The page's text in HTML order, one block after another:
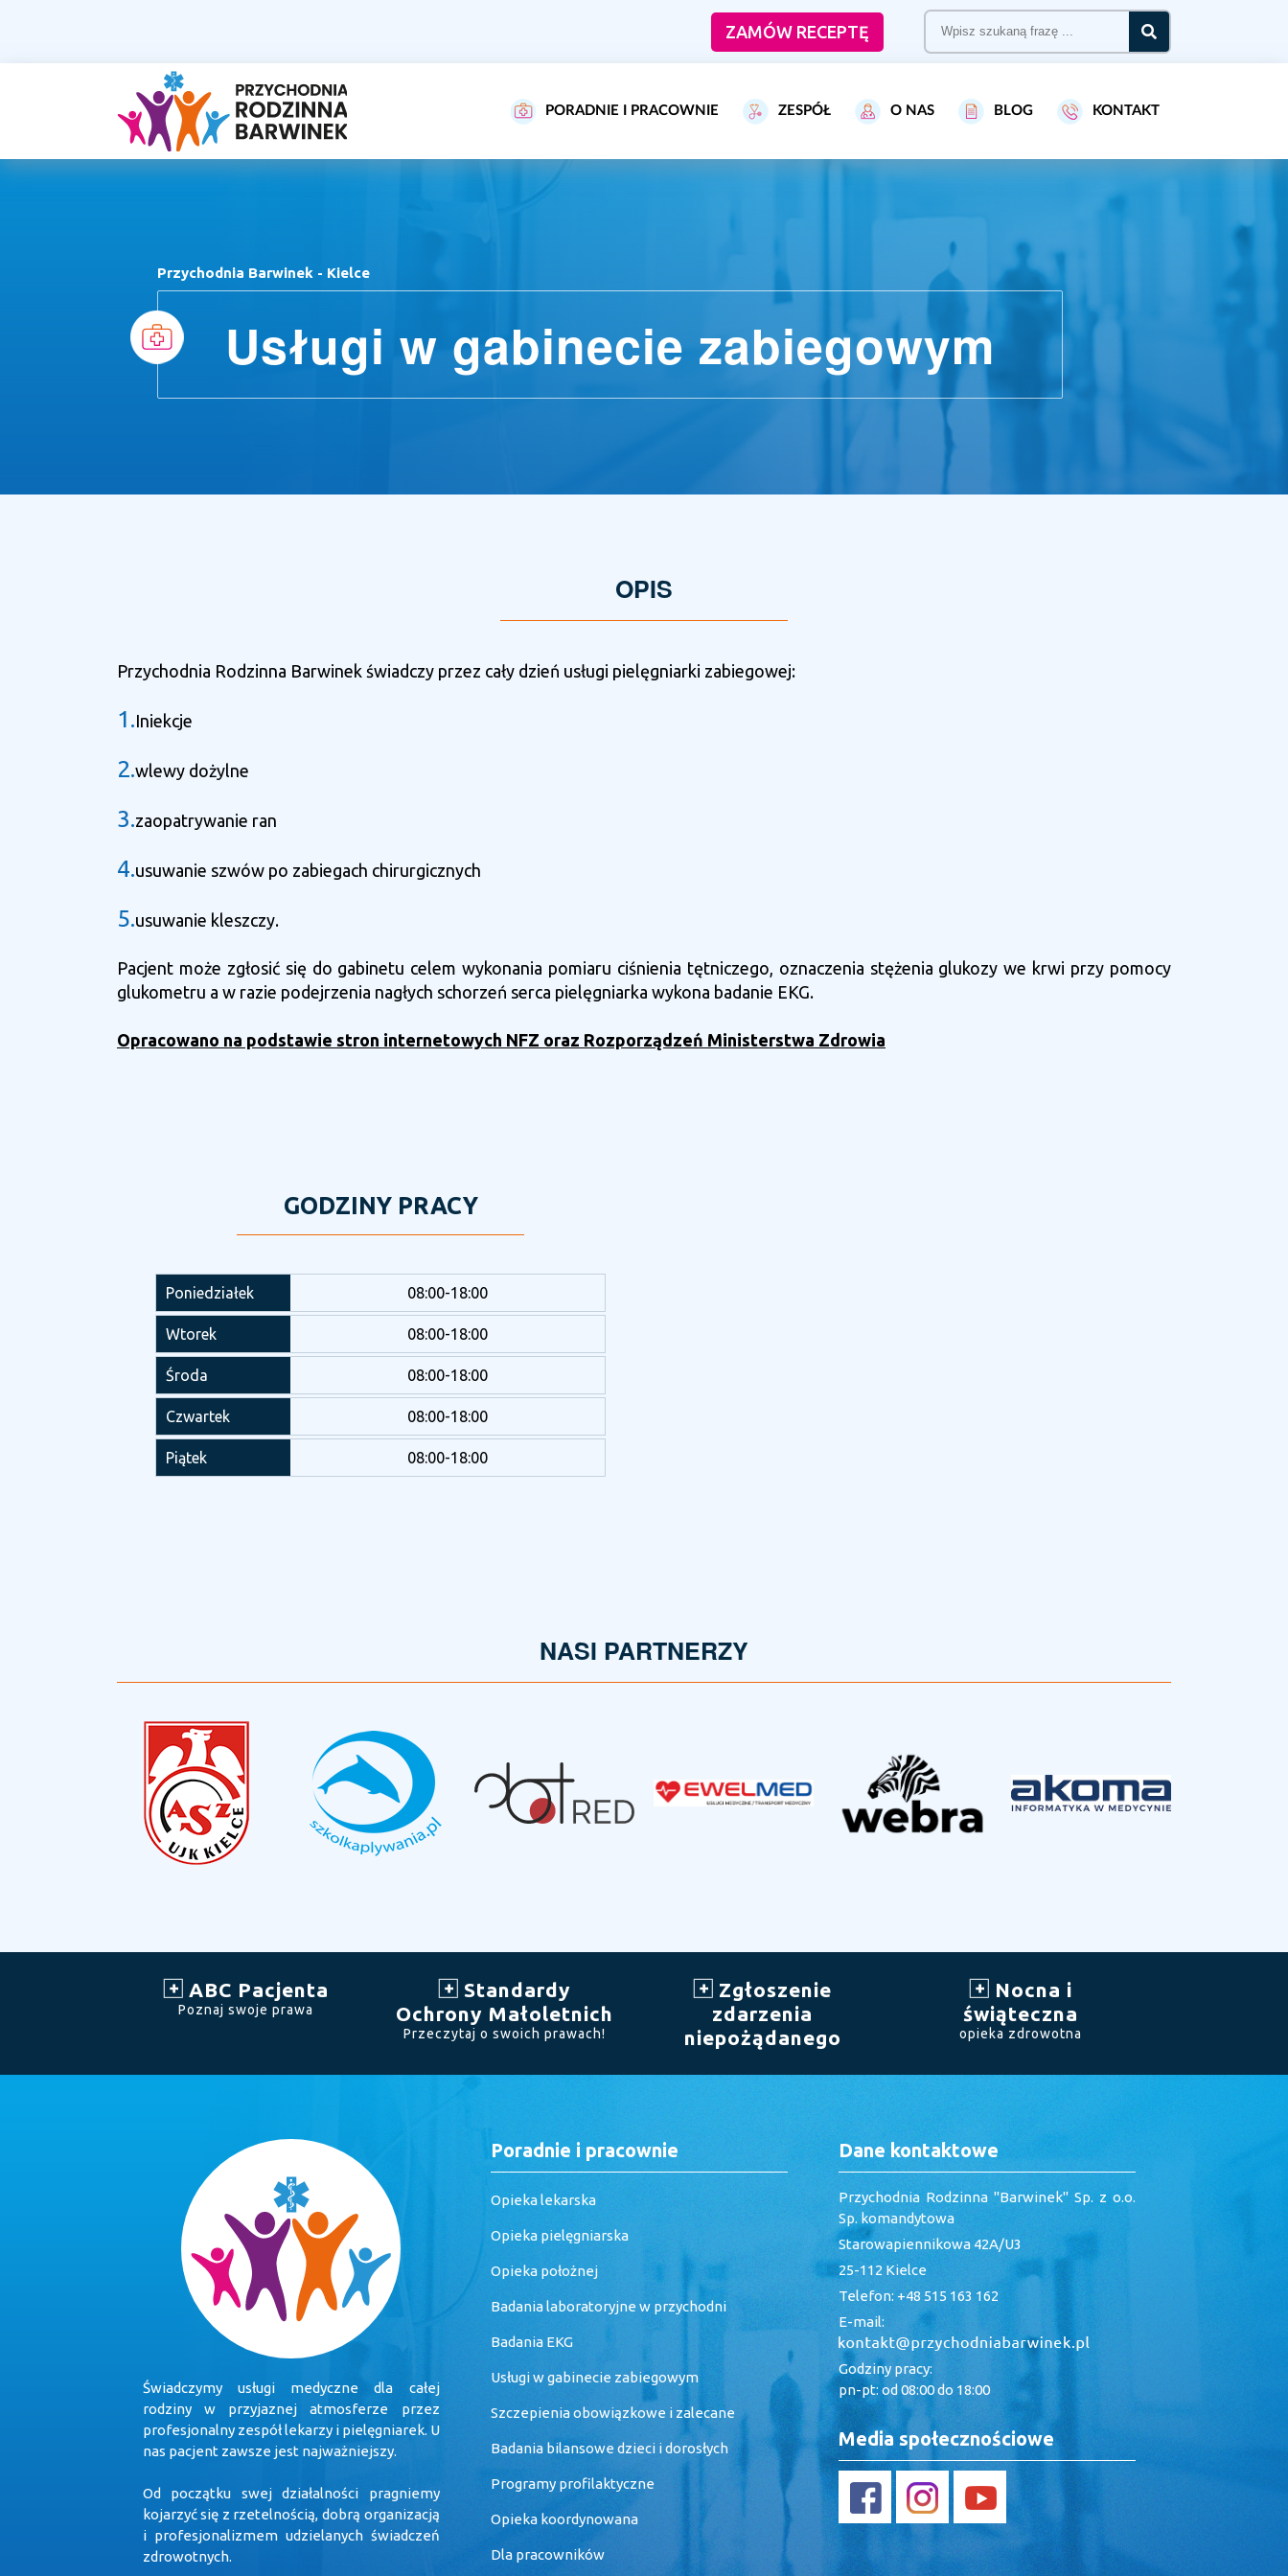
PORADNIE I PRACOWNIE ZESPÓŁ O NAS BLOG KONTAKT
ZAMÓW RECEPTĘ
Przychodnia Barwinek - Kielce
Usługi w gabinecie zabiegowym
OPIS
Przychodnia Rodzinna Barwinek świadczy przez cały dzień usługi pielęgniarki zabiegowej:
1.Iniekcje
2.wlewy dożylne
3.zaopatrywanie ran
4.usuwanie szwów po zabiegach chirurgicznych
5.usuwanie kleszczy.
Pacjent może zgłosić się do gabinetu celem wykonania pomiaru ciśnienia tętniczego, oznaczenia stężenia glukozy we krwi przy pomocy
glukometru a w razie podejrzenia nagłych schorzeń serca pielęgniarka wykona badanie EKG.
Opracowano na podstawie stron internetowych NFZ oraz Rozporządzeń Ministerstwa Zdrowia
GODZINY PRACY
Poniedziałek 08:00-18:00
Wtorek 08:00-18:00
Środa 08:00-18:00
Czwartek 08:00-18:00
Piątek 08:00-18:00
NASI PARTNERZY
ABC Pacjenta
Poznaj swoje prawa
Standardy
Ochrony Małoletnich
Przeczytaj o swoich prawach!
Zgłoszenie
zdarzenia
niepożądanego
Nocna i
świąteczna
opieka zdrowotna
Świadczymy usługi medyczne dla całej
rodziny w przyjaznej atmosferze przez
profesjonalny zespół lekarzy i pielęgniarek. U
nas pacjent zawsze jest najważniejszy.
Od początku swej działalności pragniemy
kojarzyć się z rzetelnością, dobrą organizacją
i profesjonalizmem udzielanych świadczeń
zdrowotnych.
Poradnie i pracownie
Opieka lekarska
Opieka pielęgniarska
Opieka położnej
Badania laboratoryjne w przychodni
Badania EKG
Usługi w gabinecie zabiegowym
Szczepienia obowiązkowe i zalecane
Badania bilansowe dzieci i dorosłych
Programy profilaktyczne
Opieka koordynowana
Dla pracowników
Dane kontaktowe
Przychodnia Rodzinna "Barwinek" Sp. z o.o.
Sp. komandytowa
Starowapiennikowa 42A/U3
25-112 Kielce
Telefon: +48 515 163 162
E-mail:
Godziny pracy:
pn-pt: od 08:00 do 18:00
Media społecznościowe